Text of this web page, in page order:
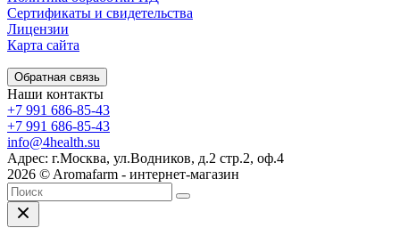
Сертификаты и свидетельства
Лицензии
Карта сайта
Обратная связь
Наши контакты
+7 991 686-85-43
+7 991 686-85-43
info@4health.su
Адрес: г.Москва, ул.Водников, д.2 стр.2, оф.4
2026 © Aromafarm - интернет-магазин